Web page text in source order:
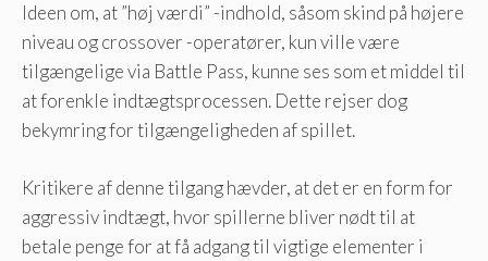
Ideen om, at ”høj værdi” -indhold, såsom skind på højere
niveau og crossover -operatører, kun ville være
tilgængelige via Battle Pass, kunne ses som et middel til
at forenkle indtægtsprocessen. Dette rejser dog
bekymring for tilgængeligheden af ​​spillet.
Kritikere af denne tilgang hævder, at det er en form for
aggressiv indtægt, hvor spillerne bliver nødt til at
betale penge for at få adgang til vigtige elementer i